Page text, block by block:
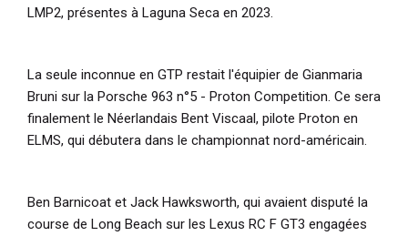
LMP2, présentes à Laguna Seca en 2023.
La seule inconnue en GTP restait l'équipier de Gianmaria
Bruni sur la Porsche 963 n°5 - Proton Competition. Ce sera
finalement le Néerlandais Bent Viscaal, pilote Proton en
ELMS, qui débutera dans le championnat nord-américain.
Ben Barnicoat et Jack Hawksworth, qui avaient disputé la
course de Long Beach sur les Lexus RC F GT3 engagées